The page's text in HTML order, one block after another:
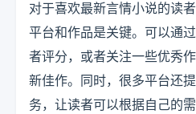
对于喜欢最新言情小说的读
平台和作品是关键。可以通
者评分，或者关注一些优秀
新佳作。同时，很多平台还
务，让读者可以根据自己的